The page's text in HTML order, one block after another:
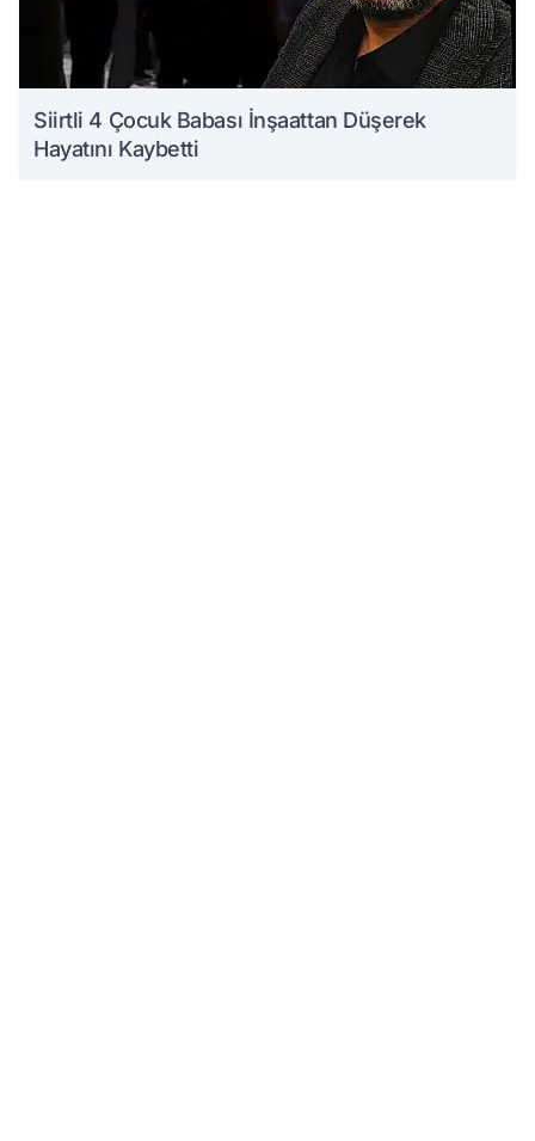
Siirtli 4 Çocuk Babası İnşaattan Düşerek
Hayatını Kaybetti